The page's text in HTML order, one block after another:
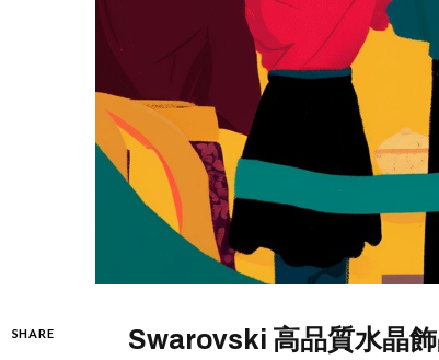
SHARE Swarovski 高品質水晶